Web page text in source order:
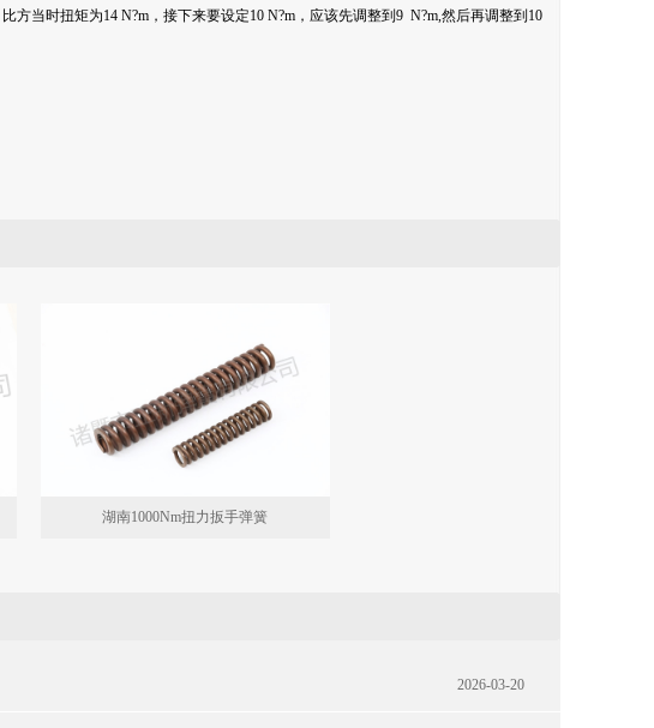
当时扭矩为14 N?m，接下来要设定10 N?m，应该先调整到9 N?m,然后再调整到10
湖南1000Nm扭力扳手弹簧
2026-03-20